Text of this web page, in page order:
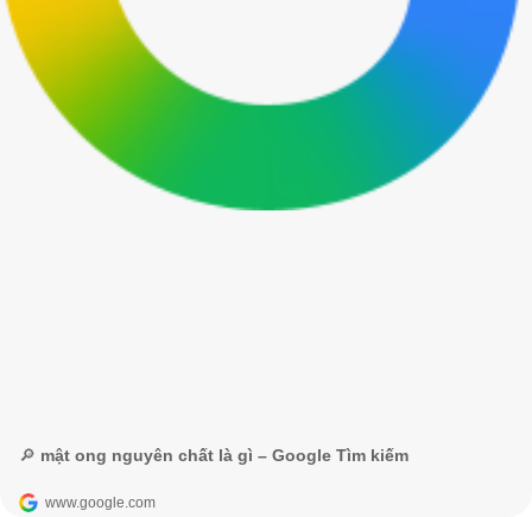
🔎 mật ong nguyên chất là gì – Google Tìm kiếm
www.google.com